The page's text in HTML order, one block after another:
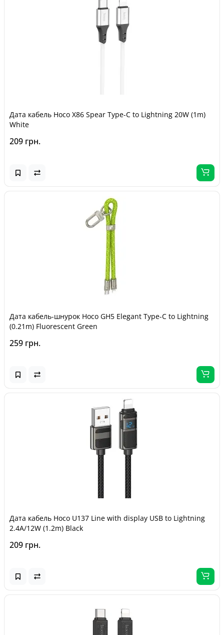
Дата кабель Hoco X86 Spear Type-C to Lightning 20W (1m)
White
209 грн.
Дата кабель-шнурок Hoco GH5 Elegant Type-C to Lightning
(0.21m) Fluorescent Green
259 грн.
Дата кабель Hoco U137 Line with display USB to Lightning
2.4A/12W (1.2m) Black
209 грн.